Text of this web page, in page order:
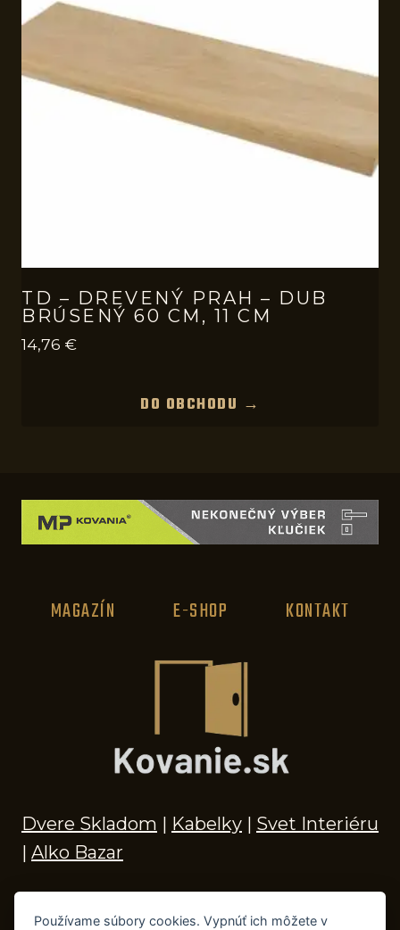
TD – DREVENÝ PRAH – DUB
BRÚSENÝ 60 CM, 11 CM
14,76 €
DO OBCHODU →
MAGAZÍN E-SHOP KONTAKT
Dvere Skladom | Kabelky | Svet Interiéru
| Alko Bazar
Používame súbory cookies. Vypnúť ich môžete v